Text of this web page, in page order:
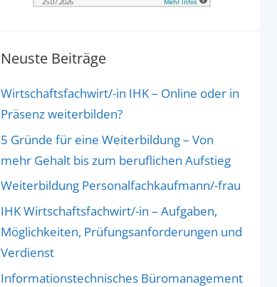
Neuste Beiträge
Wirtschaftsfachwirt/-in IHK – Online oder in
Präsenz weiterbilden?
5 Gründe für eine Weiterbildung – Von
mehr Gehalt bis zum beruflichen Aufstieg
Weiterbildung Personalfachkaufmann/-frau
IHK Wirtschaftsfachwirt/-in – Aufgaben,
Möglichkeiten, Prüfungsanforderungen und
Verdienst
Informationstechnisches Büromanagement